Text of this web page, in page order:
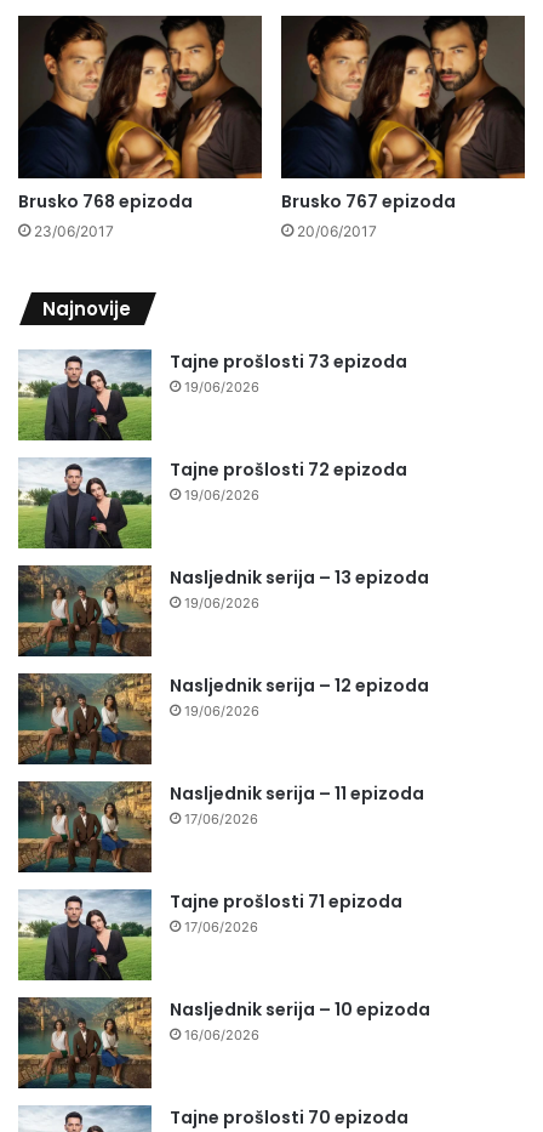
Brusko 768 epizoda
23/06/2017
Brusko 767 epizoda
20/06/2017
Najnovije
Tajne prošlosti 73 epizoda
19/06/2026
Tajne prošlosti 72 epizoda
19/06/2026
Nasljednik serija – 13 epizoda
19/06/2026
Nasljednik serija – 12 epizoda
19/06/2026
Nasljednik serija – 11 epizoda
17/06/2026
Tajne prošlosti 71 epizoda
17/06/2026
Nasljednik serija – 10 epizoda
16/06/2026
Tajne prošlosti 70 epizoda